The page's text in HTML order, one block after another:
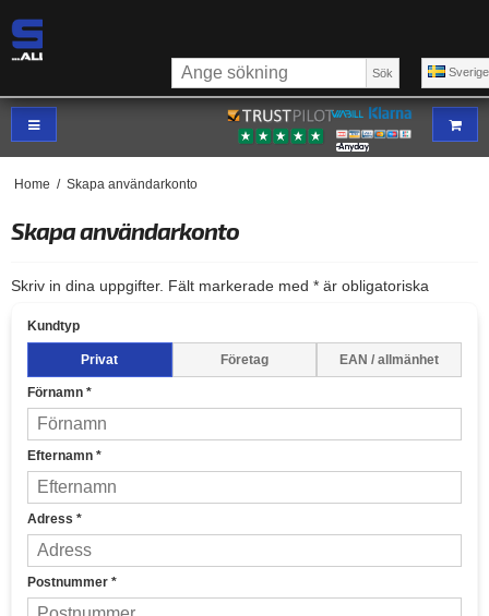
Sverige
Sök
Home / Skapa användarkonto
Skapa användarkonto
Skriv in dina uppgifter. Fält markerade med * är obligatoriska
Kundtyp
Privat Företag EAN / allmänhet
Förnamn *
Efternamn *
Adress *
Postnummer *